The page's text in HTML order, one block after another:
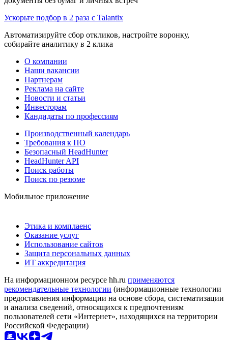
Ускорьте подбор в 2 раза с Talantix
Автоматизируйте сбор откликов, настройте воронку,
собирайте аналитику в 2 клика
О компании
Наши вакансии
Партнерам
Реклама на сайте
Новости и статьи
Инвесторам
Кандидаты по профессиям
Производственный календарь
Требования к ПО
Безопасный HeadHunter
HeadHunter API
Поиск работы
Поиск по резюме
Мобильное приложение
Этика и комплаенс
Оказание услуг
Использование сайтов
Защита персональных данных
ИТ аккредитация
На информационном ресурсе hh.ru применяются
рекомендательные технологии (информационные технологии
предоставления информации на основе сбора, систематизации
и анализа сведений, относящихся к предпочтениям
пользователей сети «Интернет», находящихся на территории
Российской Федерации)